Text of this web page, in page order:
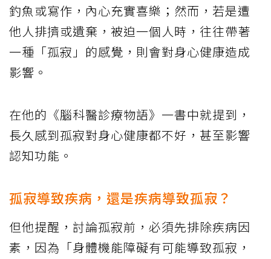
釣魚或寫作，內心充實喜樂；然而，若是遭
他人排擠或遺棄，被迫一個人時，往往帶著
一種「孤寂」的感覺，則會對身心健康造成
影響。
在他的《腦科醫診療物語》一書中就提到，
長久感到孤寂對身心健康都不好，甚至影響
認知功能。
孤寂導致疾病，還是疾病導致孤寂？
但他提醒，討論孤寂前，必須先排除疾病因
素，因為「身體機能障礙有可能導致孤寂，